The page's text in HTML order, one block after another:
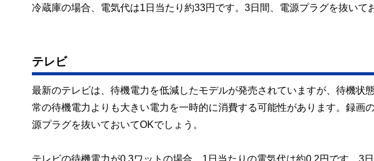
冷蔵庫の場合、電気代は1日当たり約33円です。3日間、電源プラグを抜いて
テレビ
最新のテレビは、待機電力を低減したモデルが発売されていますが、待機状
常の待機電力よりも大きい電力を一時的に消費する可能性があります。録画
源プラグを抜いておいてOKでしょう。
テレビの待機電力が0.3ワットの場合、1日当たりの電気代は約0.2円です。3